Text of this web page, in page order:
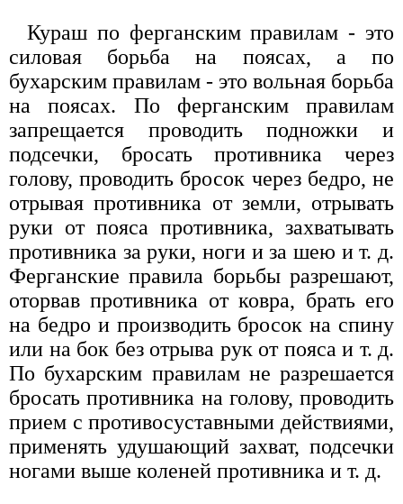
Кураш по ферганским правилам - это
силовая борьба на поясах, а по
бухарским правилам - это вольная борьба
на поясах. По ферганским правилам
запрещается проводить подножки и
подсечки, бросать противника через
голову, проводить бросок через бедро, не
отрывая противника от земли, отрывать
руки от пояса противника, захватывать
противника за руки, ноги и за шею и т. д.
Ферганские правила борьбы разрешают,
оторвав противника от ковра, брать его
на бедро и производить бросок на спину
или на бок без отрыва рук от пояса и т. д.
По бухарским правилам не разрешается
бросать противника на голову, проводить
прием с противосуставными действиями,
применять удушающий захват, подсечки
ногами выше коленей противника и т. д.